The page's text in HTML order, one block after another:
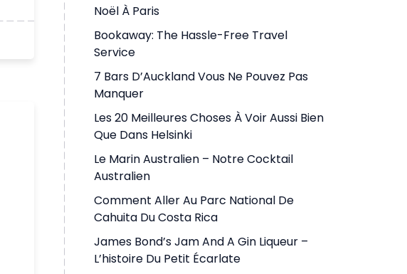
Noël À Paris
Bookaway: The Hassle-Free Travel
Service
7 Bars D’Auckland Vous Ne Pouvez Pas
Manquer
Les 20 Meilleures Choses À Voir Aussi Bien
Que Dans Helsinki
Le Marin Australien – Notre Cocktail
Australien
Comment Aller Au Parc National De
Cahuita Du Costa Rica
James Bond’s Jam And A Gin Liqueur –
L’histoire Du Petit Écarlate